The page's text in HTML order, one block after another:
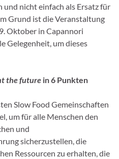
nicht einfach als Ersatz für
Grund ist die Veranstaltung
Oktober in Capannori
Gelegenheit, um dieses
the future in 6 Punkten
Slow Food Gemeinschaften
um für alle Menschen den
und
sicherzustellen, die
Ressourcen zu erhalten, die